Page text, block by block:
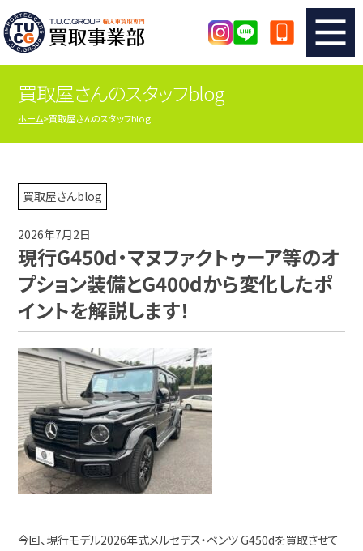
TUCのカンタン査定
査定の注意事項 メーカー別査定フォーム
TUCの買取実績
店舗紹介
シリアルナンバーの解説 アクセスマップ
買取屋さんのスタッフblog
ホーム 買取屋さんのスタッフblog
買取屋さんblog
2026年7月2日
現行G450d・マヌファクトゥーア等のオ
プション装備とG400dから変化したポ
イントを解説します！
今回、現行モデル2026年式メルセデス・ベンツ G450dを買取させて